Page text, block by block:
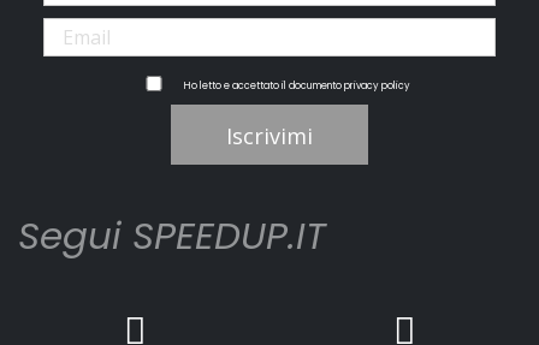
Ho letto e accettato il documentoprivacy policy
Iscrivimi
Segui SPEEDUP.IT